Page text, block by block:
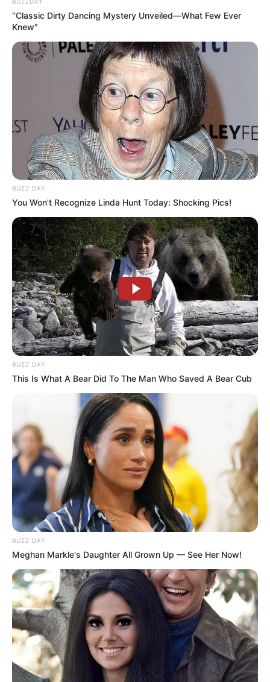
“Classic Dirty Dancing Mystery Unveiled—What Few Ever
Knew"
BUZZ DAY
You Won't Recognize Linda Hunt Today: Shocking Pics!
BUZZ DAY
This Is What A Bear Did To The Man Who Saved A Bear Cub
BUZZ DAY
Meghan Markle's Daughter All Grown Up — See Her Now!